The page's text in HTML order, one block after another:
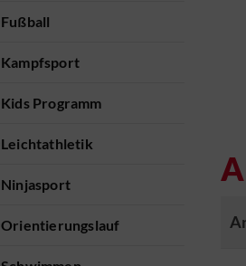
38100
Fußball
Kampfsport
Kids Programm
Leichtathletik
Ninjasport
Orientierungslauf